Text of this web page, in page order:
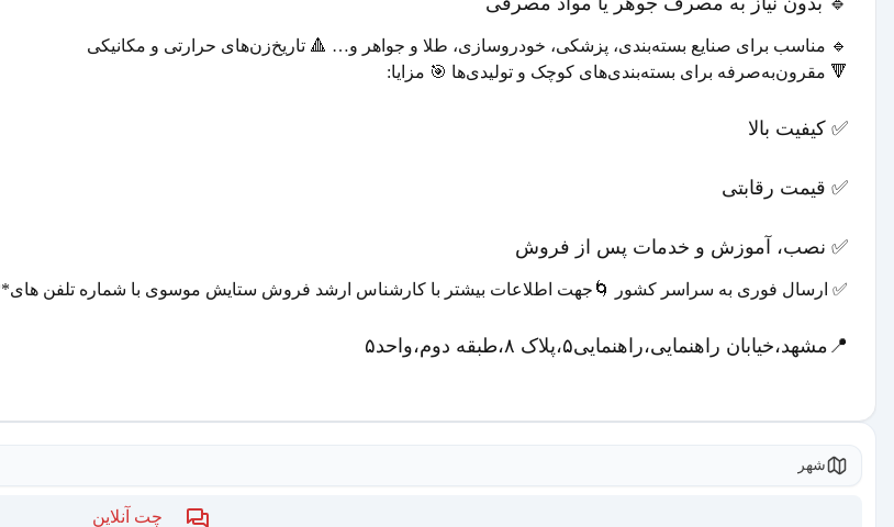
🔹 مناسب برای صنایع بسته‌بندی، پزشکی، خودروسازی، طلا و جواهر و… 🔺 تاریخ‌زن‌های حرارتی و مکانیکی
🔻 مقرون‌به‌صرفه برای بسته‌بندی‌های کوچک و تولیدی‌ها 🎯 مزایا:
✅ کیفیت بالا
✅ قیمت رقابتی
✅ نصب، آموزش و خدمات پس از فروش
✅ ارسال فوری به سراسر کشور 🌀جهت اطلاعات بیشتر با کارشناس ارشد فروش ستایش موسوی با شماره تلفن
📍مشهد،خیابان راهنمایی،راهنمایی۵،پلاک ۸،طبقه دوم،واحد۵
شهر
چت آنلاین